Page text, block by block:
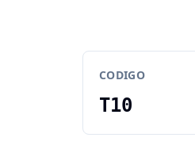
CODIGO
T10